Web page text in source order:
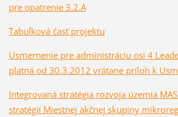
pre opatrenie 3.2.A
Tabuľková časť projektu
Usmernenie pre administráciu osi 4
platná od 30.3.2012 vrátane príloh k
Integrovaná stratégia rozvoja územia
stratégií Miestnej akčnej skupiny